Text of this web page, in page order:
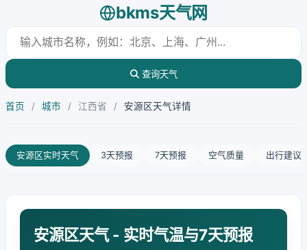
bkms天气网
查询天气
首页 / 城市 / 江西省 / 安源区天气详情
安源区实时天气 3天预报 7天预报 空气质量 出行建议
安源区天气 - 实时气温与7天预报